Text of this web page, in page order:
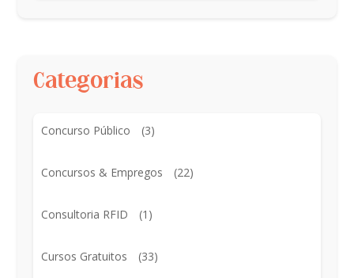
Categorias
Concurso Público (3)
Concursos & Empregos (22)
Consultoria RFID (1)
Cursos Gratuitos (33)